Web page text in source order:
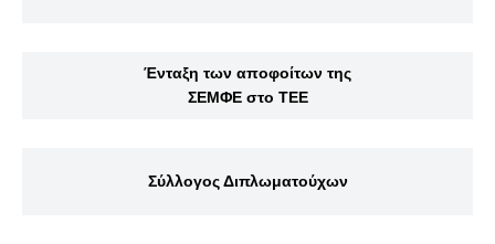
Ένταξη των αποφοίτων της
ΣΕΜΦΕ στο ΤΕΕ
Σύλλογος Διπλωματούχων